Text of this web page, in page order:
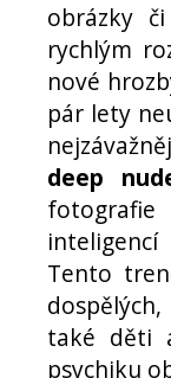
obrázky
rychlým
nové
pár lety
deep
Tento
také děti
psychiku